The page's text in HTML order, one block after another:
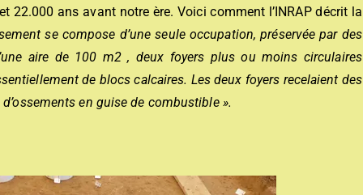
22.000 ans avant notre ère. Voici comment l’INRAP décrit la
se compose d’une seule occupation, préservée par des
aire de 100 m2 , deux foyers plus ou moins circulaires
de blocs calcaires. Les deux foyers recelaient des
en guise de combustible ».